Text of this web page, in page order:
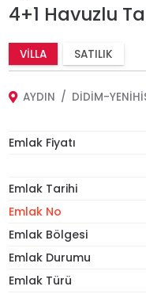
4+1 Havuzlu
VILLA SATILIK
AYDIN DIDIM-
Emlak Fiyatı
Emlak Tarihi
Emlak No
Emlak Bölgesi
Emlak Durumu
Emlak Türü